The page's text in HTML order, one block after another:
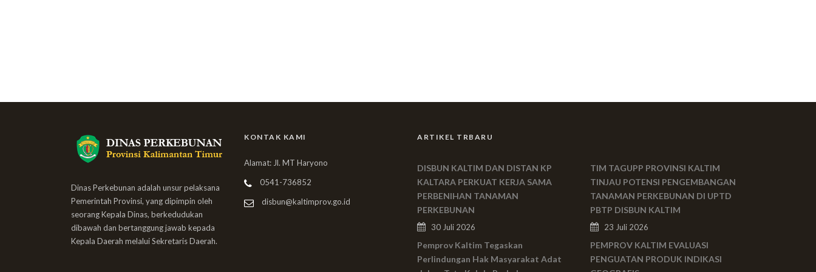
Dinas Perkebunan adalah unsur pelaksana
Pemerintah Provinsi, yang dipimpin oleh
seorang Kepala Dinas, berkedudukan
dibawah dan bertanggung jawab kepada
Kepala Daerah melalui Sekretaris Daerah.
KONTAK KAMI
Alamat: Jl. MT Haryono
0541-736852
disbun@kaltimprov.go.id
ARTIKEL TRBARU
DISBUN KALTIM DAN DISTAN KP
KALTARA PERKUAT KERJA SAMA
PERBENIHAN TANAMAN
PERKEBUNAN
30 Juli 2026
Pemprov Kaltim Tegaskan
Perlindungan Hak Masyarakat Adat
TIM TAGUPP PROVINSI KALTIM
TINJAU POTENSI PENGEMBANGAN
TANAMAN PERKEBUNAN DI UPTD
PBTP DISBUN KALTIM
23 Juli 2026
PEMPROV KALTIM EVALUASI
PENGUATAN PRODUK INDIKASI